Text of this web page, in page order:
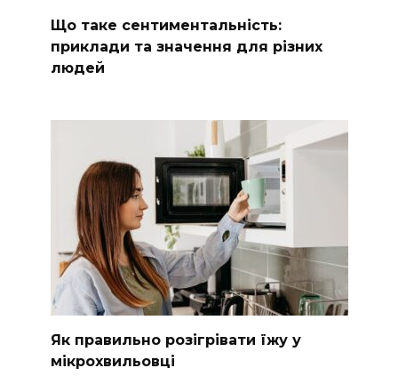
Що таке сентиментальність:
приклади та значення для різних
людей
Як правильно розігрівати їжу у
мікрохвильовці